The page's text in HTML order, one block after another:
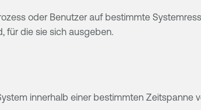
oder Benutzer auf bestimmte
für die sie sich ausgeben.
innerhalb einer bestimmten